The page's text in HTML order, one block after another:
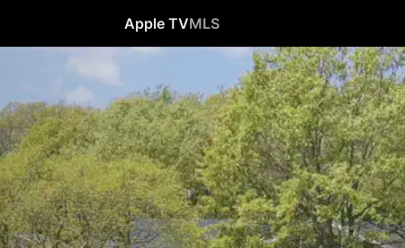
Apple TVMLS